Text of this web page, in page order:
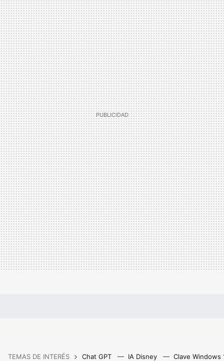
TEMAS DE INTERÉS Chat GPT IA Disney Clave Windows